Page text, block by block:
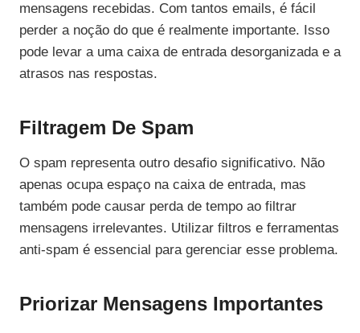
mensagens recebidas. Com tantos emails, é fácil
perder a noção do que é realmente importante. Isso
pode levar a uma caixa de entrada desorganizada e a
atrasos nas respostas.
Filtragem De Spam
O spam representa outro desafio significativo. Não
apenas ocupa espaço na caixa de entrada, mas
também pode causar perda de tempo ao filtrar
mensagens irrelevantes. Utilizar filtros e ferramentas
anti-spam é essencial para gerenciar esse problema.
Priorizar Mensagens Importantes